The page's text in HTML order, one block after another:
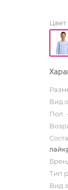
Цвет
Вид
Пол
Тип
Вид